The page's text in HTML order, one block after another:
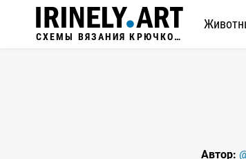
СХЕМЫ ВЯЗАНИЯ КРЮЧКОМ
Автор: